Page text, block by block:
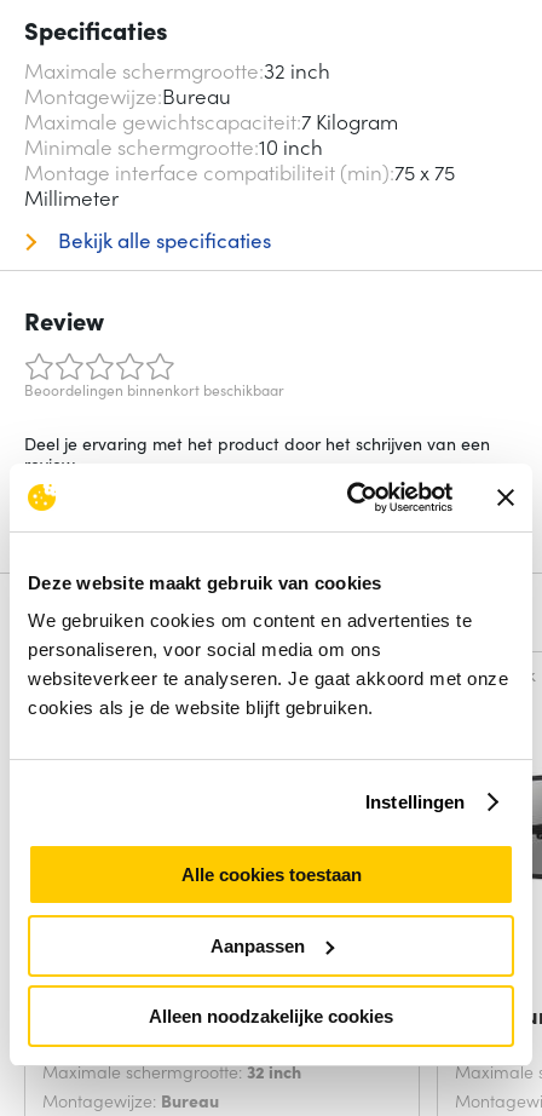
Deze website maakt gebruik van cookies
We gebruiken cookies om content en advertenties te
personaliseren, voor social media om ons
websiteverkeer te analyseren. Je gaat akkoord met onze
cookies als je de website blijft gebruiken.
Instellingen
Alle cookies toestaan
Aanpassen
Alleen noodzakelijke cookies
Specificaties
Maximale schermgrootte 32 inch
Montagewijze Bureau
Maximale gewichtscapaciteit7 Kilogram
Minimale schermgrootte 10 inch
Montage interface compatibiliteit (min) 75 x 75
Millimeter
Bekijk alle specificaties
Review
Beoordelingen binnenkort beschikbaar
Deel je ervaring met het product door het schrijven van een
review.
Schrijf een review
Alternatieven
Vergelijk
Neomounts by Newstar Neomounts
monitorarm
Maximale schermgrootte:32 inch
Montagewijze: Bureau
Vergelijk
dual
Maximale